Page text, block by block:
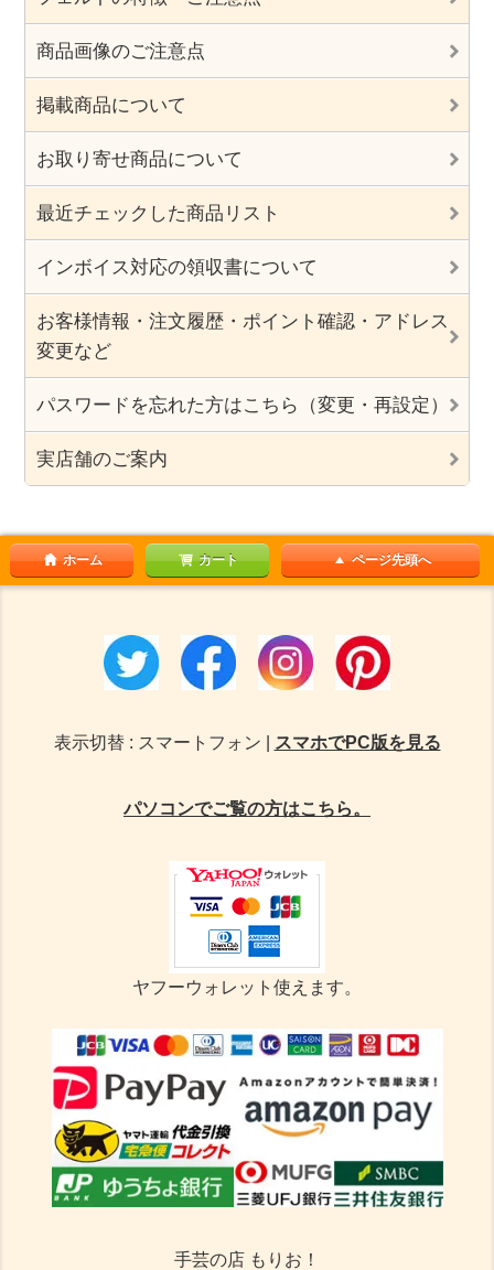
商品画像のご注意点
掲載商品について
お取り寄せ商品について
最近チェックした商品リスト
インボイス対応の領収書について
お客様情報・注文履歴・ポイント確認・アドレス
変更など
パスワードを忘れた方はこちら（変更・再設定）
実店舗のご案内
ホーム カート ページ先頭へ
表示切替 : スマートフォン | スマホでPC版を見る
パソコンでご覧の方はこちら。
ヤフーウォレット使えます。
手芸の店 もりお！